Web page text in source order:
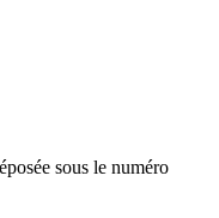
sous le numéro